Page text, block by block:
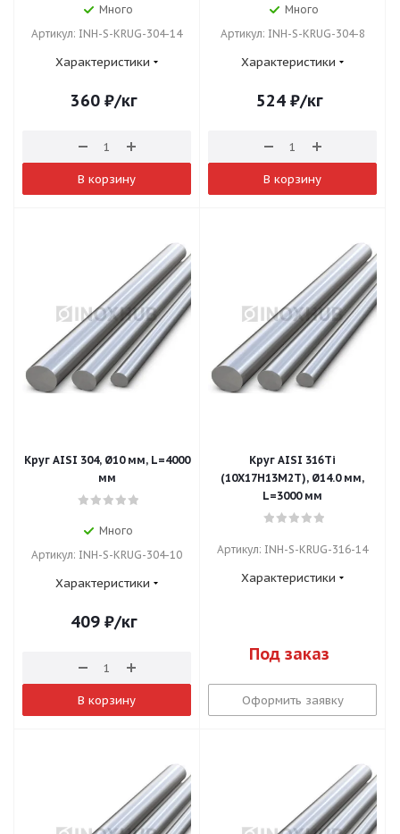
Много
Артикул: INH-S-KRUG-304-14
Характеристики
360₽/кг
В корзину
Много
Артикул: INH-S-KRUG-304-8
Характеристики
524₽/кг
В корзину
Круг AISI 304, Ø10 мм, L=4000
мм
Много
Артикул: INH-S-KRUG-304-10
Характеристики
409₽/кг
В корзину
Круг AISI 316Ti
(10Х17Н13М2Т), Ø14.0 мм,
L=3000 мм
Артикул: INH-S-KRUG-316-14
Характеристики
Под заказ
Оформить заявку